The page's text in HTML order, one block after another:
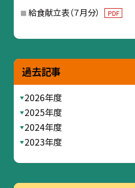
給食献立表（７月分） PDF
過去記事
2026年度
2025年度
2024年度
2023年度